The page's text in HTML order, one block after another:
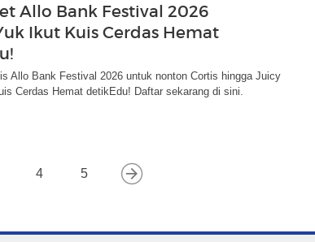
Allo Bank Festival 2026
Ikut Kuis Cerdas Hemat
Allo Bank Festival 2026 untuk nonton Cortis hingga Juicy
Cerdas Hemat detikEdu! Daftar sekarang di sini.
4 5